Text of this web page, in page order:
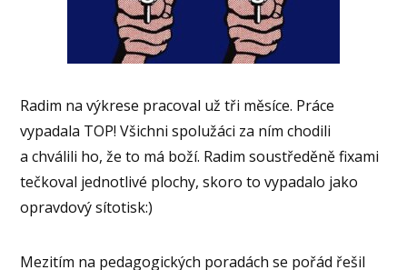
Radim na výkrese pracoval už tři měsíce. Práce
vypadala TOP! Všichni spolužáci za ním chodili
a chválili ho, že to má boží. Radim soustředěně fixami
tečkoval jednotlivé plochy, skoro to vypadalo jako
opravdový sítotisk:)
Mezitím na pedagogických poradách se pořád řešil